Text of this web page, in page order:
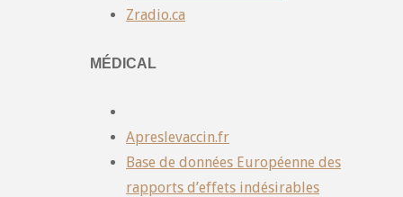
Zradio.ca
MÉDICAL
Apreslevaccin.fr
Base de données Européenne des
rapports d’effets indésirables